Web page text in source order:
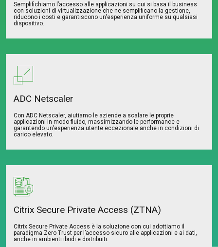
Semplifichiamo l’accesso alle applicazioni su cui si basa il business
con soluzioni di virtualizzazione che ne semplificano la gestione,
riducono i costi e garantiscono un'esperienza uniforme su qualsiasi
dispositivo.
ADC Netscaler
Con ADC Netscaler, aiutiamo le aziende a scalare le proprie
applicazioni in modo fluido, massimizzando le performance e
garantendo un'esperienza utente eccezionale anche in condizioni di
carico elevato.
Citrix Secure Private Access (ZTNA)
Citrix Secure Private Access è la soluzione con cui adottiamo il
paradigma Zero Trust per l’accesso sicuro alle applicazioni e ai dati,
anche in ambienti ibridi e distribuiti.